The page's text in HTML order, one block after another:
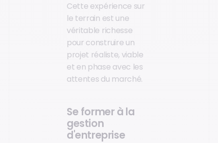
Cette expérience sur
le terrain est une
véritable richesse
pour construire un
projet réaliste, viable
et en phase avec les
attentes du marché.
Se former à la
gestion
d'entreprise